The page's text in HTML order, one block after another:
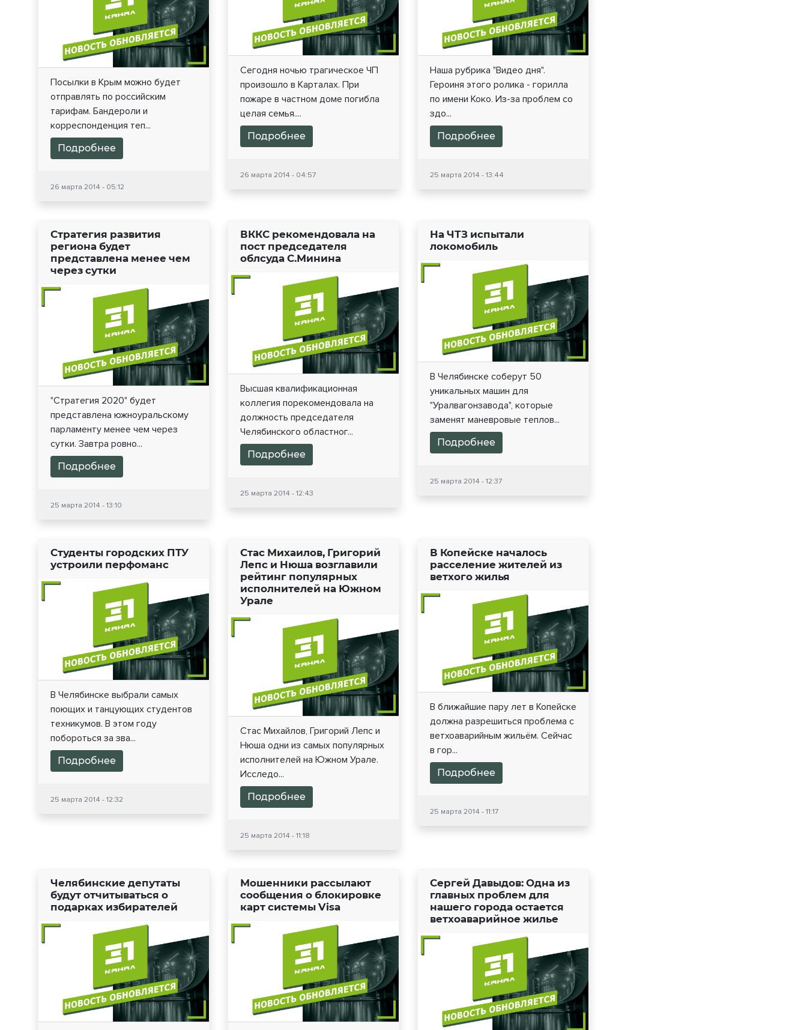
Посылки в Крым можно будет
отправлять по российским
тарифам. Бандероли и
корреспонденция теп...
Подробнее
26 марта 2014 - 05:12
Сегодня ночью трагическое ЧП
произошло в Карталах. При
пожаре в частном доме погибла
целая семья....
Подробнее
26 марта 2014 - 04:57
Наша рубрика "Видео дня".
Героиня этого ролика - горилла
по имени Коко. Из-за проблем со
здо...
Подробнее
25 марта 2014 - 13:44
Стратегия развития
региона будет
представлена менее чем
через сутки
"Стратегия 2020" будет
представлена южноуральскому
парламенту менее чем через
сутки. Завтра ровно...
Подробнее
25 марта 2014 - 13:10
ВККС рекомендовала на
пост председателя
облсуда С.Минина
Высшая квалификационная
коллегия порекомендовала на
должность председателя
Челябинского областног...
Подробнее
25 марта 2014 - 12:43
На ЧТЗ испытали
локомобиль
В Челябинске соберут 50
уникальных машин для
"Уралвагонзавода", которые
заменят маневровые теплов...
Подробнее
25 марта 2014 - 12:37
Студенты городских ПТУ
устроили перфоманс
В Челябинске выбрали самых
поющих и танцующих студентов
техникумов. В этом году
побороться за зва...
Подробнее
25 марта 2014 - 12:32
Стас Михаилов, Григорий
Лепс и Нюша возглавили
рейтинг популярных
исполнителей на Южном
Урале
Стас Михайлов, Григорий Лепс и
Нюша одни из самых популярных
исполнителей на Южном Урале.
Исследо...
Подробнее
25 марта 2014 - 11:18
В Копейске началось
расселение жителей из
ветхого жилья
В ближайшие пару лет в Копейске
должна разрешиться проблема с
ветхоаварийным жильём. Сейчас
в гор...
Подробнее
25 марта 2014 - 11:17
Челябинские депутаты
будут отчитываться о
подарках избирателей
Мошенники рассылают
сообщения о блокировке
карт системы Visa
Сергей Давыдов: Одна из
главных проблем для
нашего города остается
ветхоаварийное жилье